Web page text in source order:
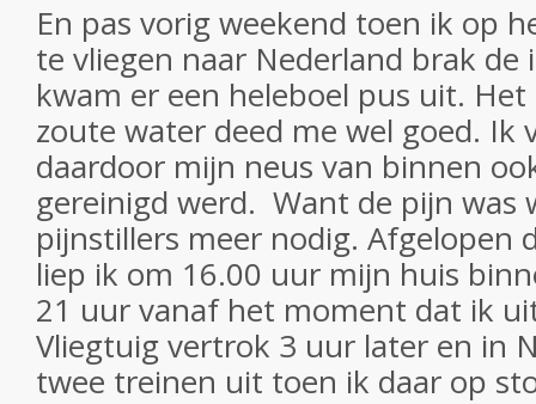
En pas vorig weekend toen ik op
te vliegen naar Nederland brak de
kwam er een heleboel pus uit.
zoute water deed me wel goed. Ik
daardoor mijn neus van binnen
gereinigd werd. Want de pijn was
pijnstillers meer nodig. Afgelopen
liep ik om 16.00 uur mijn huis
21 uur vanaf het moment dat ik
Vliegtuig vertrok 3 uur later en in
twee treinen uit toen ik daar op